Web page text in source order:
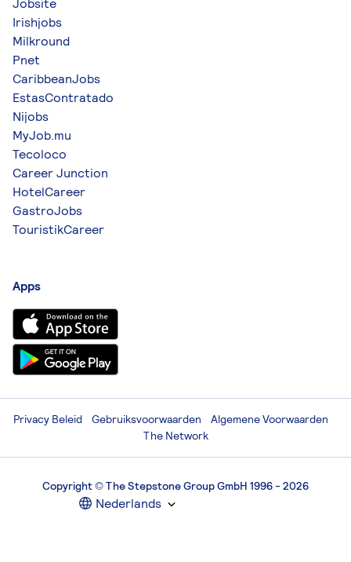
Irishjobs
Milkround
Pnet
CaribbeanJobs
EstasContratado
Nijobs
MyJob.mu
Tecoloco
Career Junction
HotelCareer
GastroJobs
TouristikCareer
Apps
Privacy Beleid Gebruiksvoorwaarden
Algemene Voorwaarden
The Network
Copyright © The Stepstone Group GmbH 1996 - 2026
Nederlands